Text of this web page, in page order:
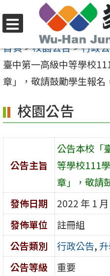
至
要
內
區
選
單
首頁>校園公告>行政
臺中第一高級中等學校
章」，敬請鼓勵學生報名
校園公告
公告主旨
公告本校「
等學校111
章」，敬請
發佈日期
2022 年 1
發佈單位
註冊組
公告類別
行政公告,
公告等級
重要